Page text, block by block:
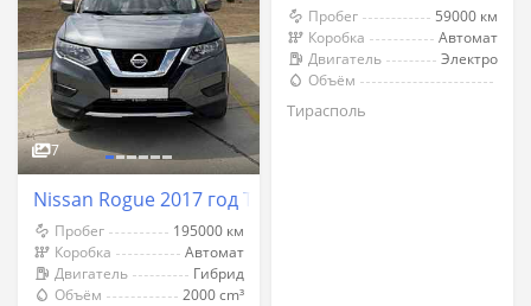
7
Nissan Rogue 2017 год Тирасполь
Пробег
195000 км
Коробка
Автомат
Двигатель
Гибрид
Объём
2000 cm³
Пробег
59000 км
Коробка
Автомат
Двигатель
Электро
Объём
Тирасполь